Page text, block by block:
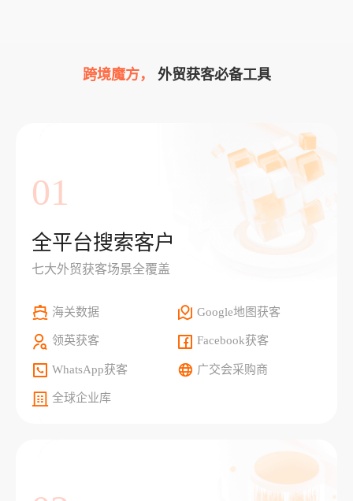
跨境魔方， 外贸获客必备工具
01
全平台搜索客户
七大外贸获客场景全覆盖
海关数据 Google地图获客
领英获客 Facebook获客
WhatsApp获客 广交会采购商
全球企业库